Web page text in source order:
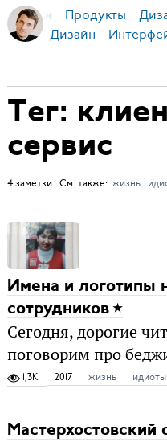
Бирман Продукты
Дизайн
Тег:
сервис
4 заметки См. также: жизнь
Имена и логотипы
сотрудников
Сегодня, дорогие
поговорим про
1,3K 2017 жизнь идиоты
Мастерхостовский